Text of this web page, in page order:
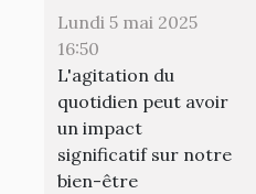
cardiovasculaire
Techniques
simples pour
protéger votre
cœur au
quotidien
Lundi 5 mai 2025
16:50
L'agitation du
quotidien peut avoir
un impact
significatif sur notre
bien-être